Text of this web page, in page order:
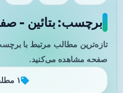
برچسب: بتائین -
تازه‌ترین مطالب مرتبط با
صفحه مشاهده می‌کنید.
۱ مطلب